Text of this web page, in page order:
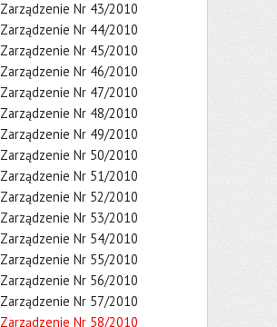
Zarządzenie Nr 43/2010
Zarządzenie Nr 44/2010
Zarządzenie Nr 45/2010
Zarządzenie Nr 46/2010
Zarządzenie Nr 47/2010
Zarządzenie Nr 48/2010
Zarządzenie Nr 49/2010
Zarządzenie Nr 50/2010
Zarządzenie Nr 51/2010
Zarządzenie Nr 52/2010
Zarządzenie Nr 53/2010
Zarządzenie Nr 54/2010
Zarządzenie Nr 55/2010
Zarządzenie Nr 56/2010
Zarządzenie Nr 57/2010
Zarządzenie Nr 58/2010